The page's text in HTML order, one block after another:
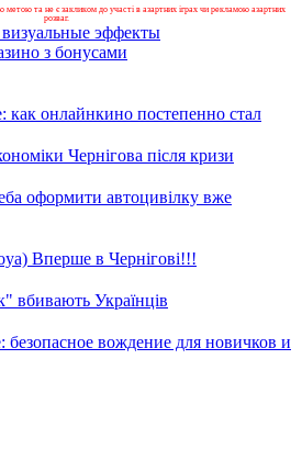
та не є закликом до участі в азартних іграх чи рекламою азартних
розваг.
з бонусами
как онлайнкино постепенно стал
Чернігова після кризи
оформити автоцивілку вже
Вперше в Чернігові!!!
вбивають Українців
вождение для новичков и